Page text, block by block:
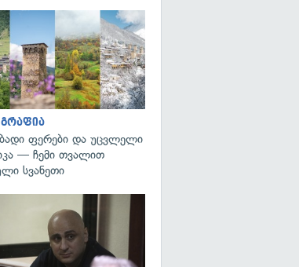
ფერები და უცვლელი
— ჩემი თვალით
სვანეთი